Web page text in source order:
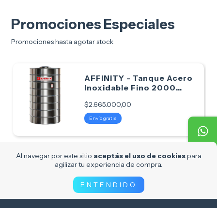
Al navegar por este sitio aceptás el uso de cookiespara
agilizar tu experiencia de compra.
ENTENDIDO
Promociones Especiales
Promociones hasta agotar stock
AFFINITY - Tanque Acero
Inoxidable Fino 2000
$2.665.000,00
Envío gratis
PEISA-Termotanque
Electrico TEA 80L
$607.676,00 $639.659,00